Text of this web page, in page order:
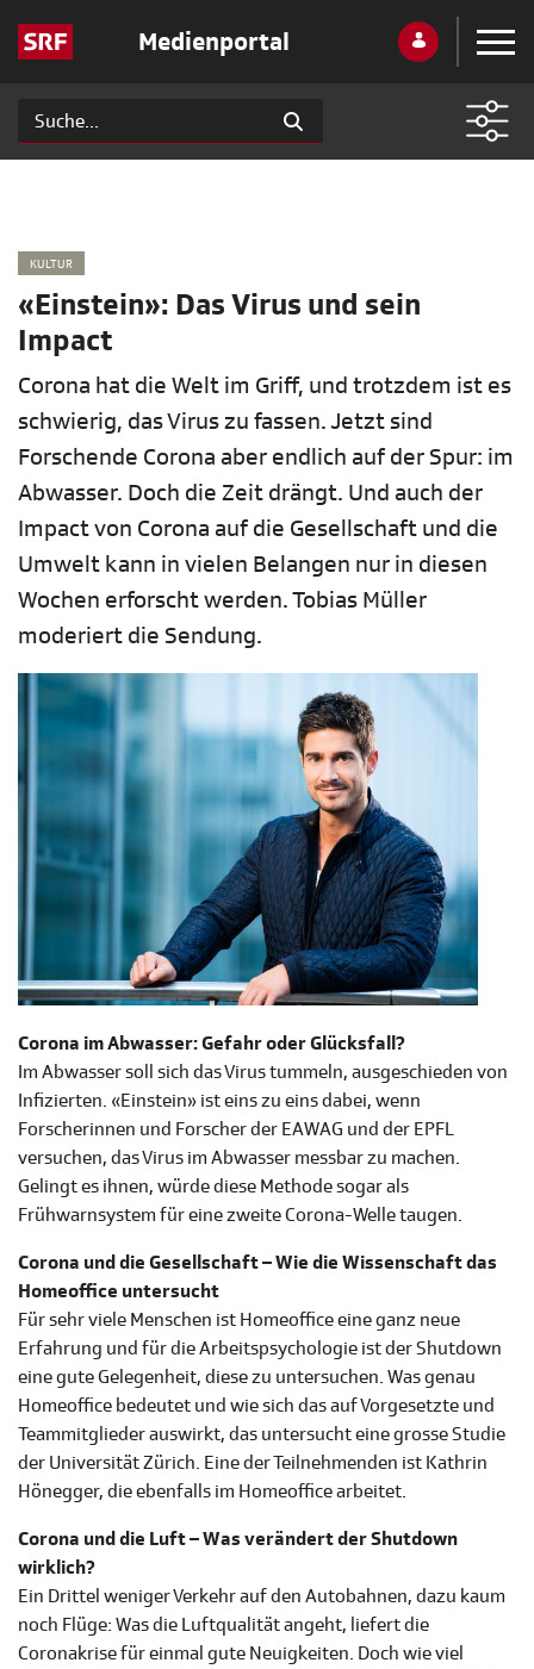
Medienportal
KULTUR
«Einstein»: Das Virus und sein
Impact
Corona hat die Welt im Griff, und trotzdem ist es
schwierig, das Virus zu fassen. Jetzt sind
Forschende Corona aber endlich auf der Spur: im
Abwasser. Doch die Zeit drängt. Und auch der
Impact von Corona auf die Gesellschaft und die
Umwelt kann in vielen Belangen nur in diesen
Wochen erforscht werden. Tobias Müller
moderiert die Sendung.
Corona im Abwasser: Gefahr oder Glücksfall?
Im Abwasser soll sich das Virus tummeln, ausgeschieden von
Infizierten. «Einstein» ist eins zu eins dabei, wenn
Forscherinnen und Forscher der EAWAG und der EPFL
versuchen, das Virus im Abwasser messbar zu machen.
Gelingt es ihnen, würde diese Methode sogar als
Frühwarnsystem für eine zweite Corona-Welle taugen.
Corona und die Gesellschaft – Wie die Wissenschaft das
Homeoffice untersucht
Für sehr viele Menschen ist Homeoffice eine ganz neue
Erfahrung und für die Arbeitspsychologie ist der Shutdown
eine gute Gelegenheit, diese zu untersuchen. Was genau
Homeoffice bedeutet und wie sich das auf Vorgesetzte und
Teammitglieder auswirkt, das untersucht eine grosse Studie
der Universität Zürich. Eine der Teilnehmenden ist Kathrin
Hönegger, die ebenfalls im Homeoffice arbeitet.
Corona und die Luft – Was verändert der Shutdown
wirklich?
Ein Drittel weniger Verkehr auf den Autobahnen, dazu kaum
noch Flüge: Was die Luftqualität angeht, liefert die
Coronakrise für einmal gute Neuigkeiten. Doch wie viel